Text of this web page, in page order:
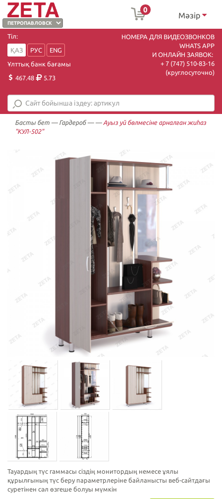
0
Мәзір
Тіл:
ҚАЗ
РУС
ENG
Ұлттық банк бағамы
467.48
5.73
НОМЕРА ДЛЯ ВИДЕОЗВОНКОВ
WHATS APP
И ОНЛАЙН ЗАЯВОК:
+ 7 (747) 510-83-16
(круглосуточно)
Басты бет — Гардероб— — Ауыз yй бөлмесіне арналған жиһаз
"КУЛ-502"
Тауардың түс гаммасы сіздің монитордың немесе ұялы
құрылғының түс беру параметрлеріне байланысты веб-сайтдағы
суретінен сәл өзгеше болуы мүмкін